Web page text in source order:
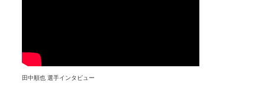
田中順也 選手インタビュー